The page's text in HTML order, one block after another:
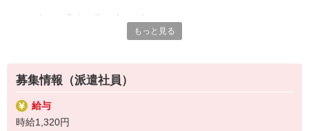
指示書の項目をクリアーした部品を通函に詰めていきます。
部品は手のひらサイズなので、重量物はありません♪
もっと見る
募集情報（派遣社員）
給与
時給1,320円